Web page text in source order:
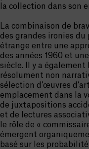
la collection dans son
La combinaison de
des grandes ironies
étrange entre une
des années 1960 et
siècle. Il y a également
résolument non
sélection d’œuvres
emplacement dans la
de juxtapositions
et de lectures
le rôle de «
émergent
basé sur les